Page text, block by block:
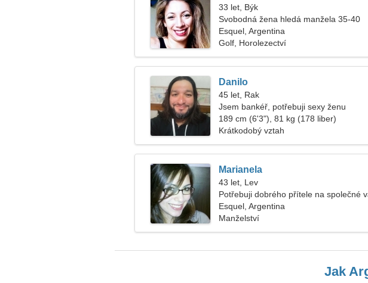
33 let, Býk
Svobodná žena hledá manžela 35-40
Esquel, Argentina
Golf, Horolezectví
Danilo
45 let, Rak
Jsem bankéř, potřebuji sexy ženu
189 cm (6'3"), 81 kg (178 liber)
Krátkodobý vztah
Marianela
43 let, Lev
Potřebuji dobrého přítele na společné
Esquel, Argentina
Manželství
Jak